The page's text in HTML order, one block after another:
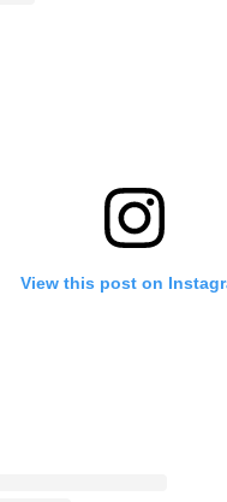
View this post on